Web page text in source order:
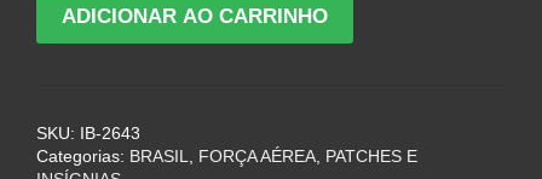
DE
DO
BINFA
ADICIONAR AO CARRINHO
SKU: IB-2643
Categorias: BRASIL FORÇA AÉREA PATCHES E